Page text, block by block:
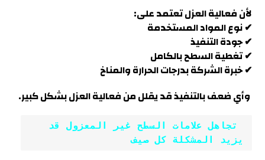
لأن فعالية العزل تعتمد على:
✔ نوع المواد المستخدمة
✔ جودة التنفيذ
✔ تغطية السطح بالكامل
✔ خبرة الشركة بدرجات الحرارة والمناخ
وأي ضعف بالتنفيذ قد يقلل من فعالية العزل بشكل كبير.
يزيد المشكلة كل صيف